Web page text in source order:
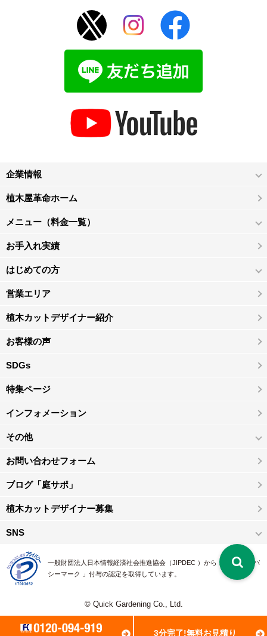
3分完了!無料お見積り
企業情報
植木屋革命ホーム
メニュー（料金一覧）
お手入れ実績
はじめての方
営業エリア
植木カットデザイナー紹介
お客様の声
SDGs
特集ページ
インフォメーション
その他
お問い合わせフォーム
ブログ「庭サポ」
植木カットデザイナー募集
SNS
一般財団法人日本情報経済社会推進協会（JIPDEC ）から 、「 プライバ
シーマーク 」付与の認定を取得しています。
© Quick Gardening Co., Ltd.